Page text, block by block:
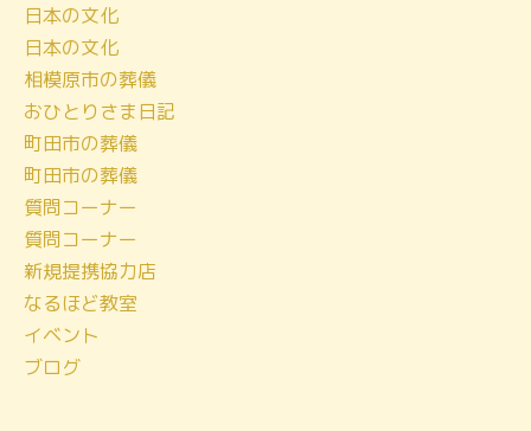
日本の文化
日本の文化
相模原市の葬儀
おひとりさま日記
町田市の葬儀
町田市の葬儀
質問コーナー
質問コーナー
新規提携協力店
なるほど教室
イベント
ブログ